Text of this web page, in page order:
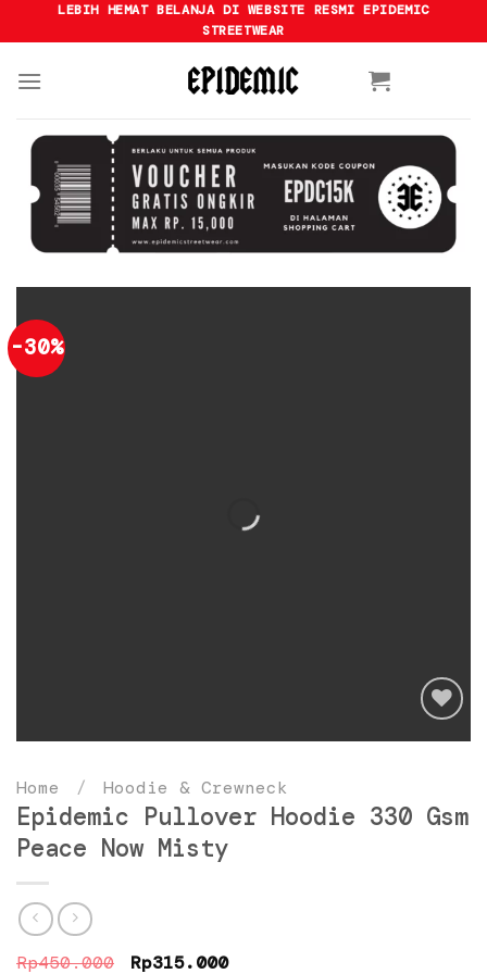
to
LEBIH HEMAT BELANJA DI WEBSITE RESMI EPIDEMIC
STREETWEAR
-30%
Home / Hoodie & Crewneck
Epidemic Pullover Hoodie 330 Gsm
Peace Now Misty
Rp450.000 Original
Rp315.000Current